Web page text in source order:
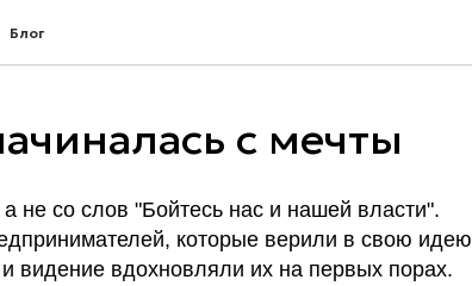
Блог
с мечты
не со слов "Бойтесь нас и нашей власти".
которые верили в свою идею
видение вдохновляли их на первых порах.